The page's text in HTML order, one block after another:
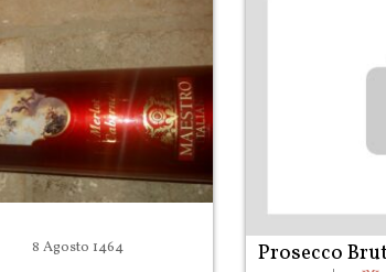
8 Agosto 1464 Prosecco